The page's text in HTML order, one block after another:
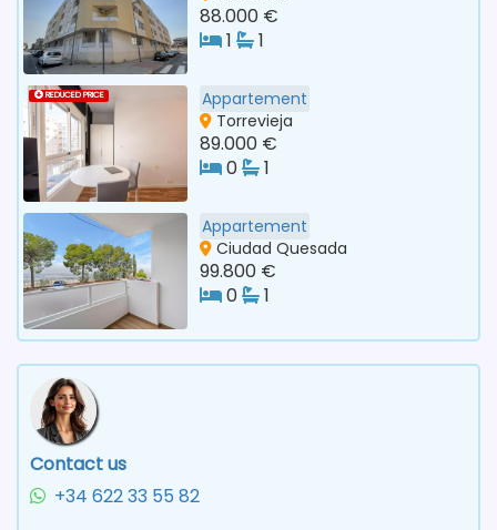
88.000 €
1
1
REDUCED PRICE
Appartement
Torrevieja
89.000 €
0
1
Appartement
Ciudad Quesada
99.800 €
0
1
Contact us
+34 622 33 55 82